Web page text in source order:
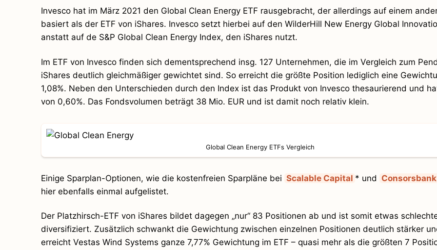
Invesco hat im März 2021 den Global Clean Energy ETF rausgebracht, der allerdings auf einem
basiert als der ETF von iShares. Invesco setzt hierbei auf den WilderHill New Energy Global
anstatt auf de S&P Global Clean Energy Index, den iShares nutzt.
Im ETF von Invesco finden sich dementsprechend insg. 127 Unternehmen, die im Vergleich zum
iShares deutlich gleichmäßiger gewichtet sind. So erreicht die größte Position lediglich eine
1,08%. Neben den Unterschieden durch den Index ist das Produkt von Invesco thesaurierend und
von 0,60%. Das Fondsvolumen beträgt 38 Mio. EUR und ist damit noch relativ klein.
Global Clean Energy ETFs Vergleich
Einige Sparplan-Optionen, wie die kostenfreien Sparpläne bei Scalable Capital * und Consorsbank
hier ebenfalls einmal aufgelistet.
Der Platzhirsch-ETF von iShares bildet dagegen „nur“ 83 Positionen ab und ist somit etwas
diversifiziert. Zusätzlich schwankt die Gewichtung zwischen einzelnen Positionen deutlich stärker
erreicht Vestas Wind Systems ganze 7,77% Gewichtung im ETF – quasi mehr als die größten 7